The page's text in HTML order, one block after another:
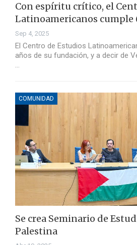
Con espíritu crítico, el
Latinoamericanos cumple
Sep 4, 2025
El Centro de Estudios
años de su fundación, y a decir de
…
COMUNIDAD
Se crea Seminario de
Palestina